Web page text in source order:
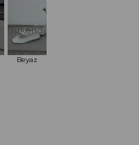
Tükendi
Beyaz